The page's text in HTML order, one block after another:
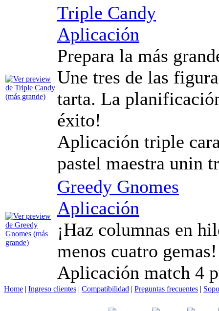
Triple Candy
Aplicación
Prepara la más
Une tres de las
tarta. La
éxito!
Aplicación triple
pastel maestra unin
Greedy Gnomes
Aplicación
¡Haz columnas en
menos cuatro gemas!
Aplicación match 4
Home | Ingreso clientes | Compatibilidad | Preguntas frecuentes |